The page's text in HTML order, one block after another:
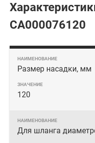
CA000076120
Размер насадки, мм
120
Для шланга